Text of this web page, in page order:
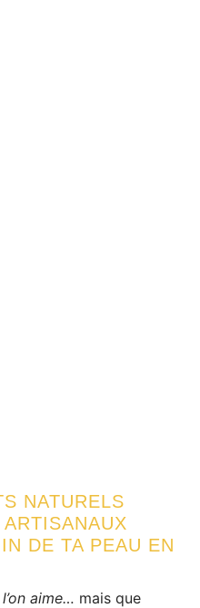
NATURELS
DE TA PEAU EN
aime… mais que